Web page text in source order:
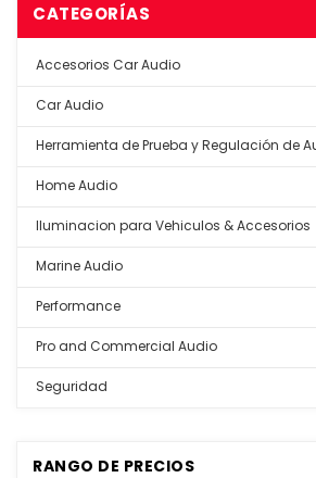
CATEGORÍAS
Accesorios Car Audio
Car Audio
Herramienta de Prueba y Regulación de
Home Audio
Iluminacion para Vehiculos & Accesorios
Marine Audio
Performance
Pro and Commercial Audio
Seguridad
RANGO DE PRECIOS